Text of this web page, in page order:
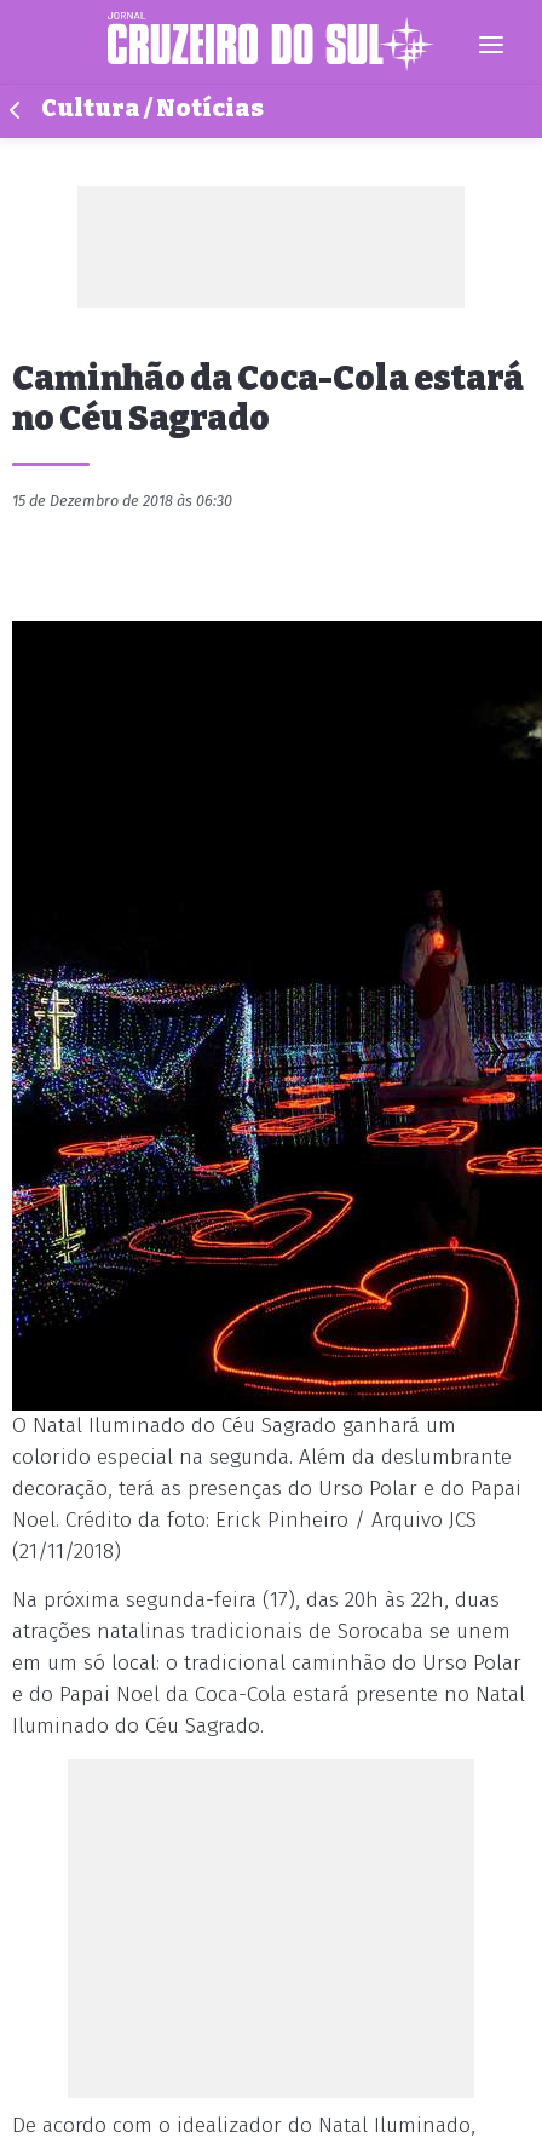
Cultura / Notícias
Caminhão da Coca-Cola estará
no Céu Sagrado
15 de Dezembro de 2018 às 06:30
O Natal Iluminado do Céu Sagrado ganhará um
colorido especial na segunda. Além da deslumbrante
decoração, terá as presenças do Urso Polar e do Papai
Noel. Crédito da foto: Erick Pinheiro / Arquivo JCS
(21/11/2018)
Na próxima segunda-feira (17), das 20h às 22h, duas
atrações natalinas tradicionais de Sorocaba se unem
em um só local: o tradicional caminhão do Urso Polar
e do Papai Noel da Coca-Cola estará presente no Natal
Iluminado do Céu Sagrado.
De acordo com o idealizador do Natal Iluminado,